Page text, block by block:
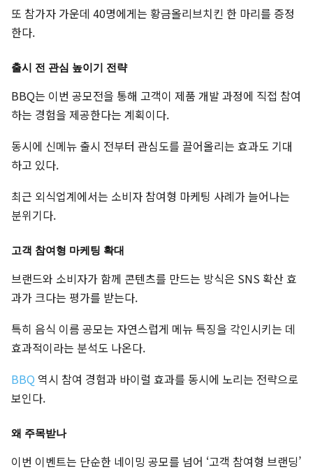
또 참가자 가운데 40명에게는 황금올리브치킨 한 마리를 증정
한다.
출시 전 관심 높이기 전략
BBQ는 이번 공모전을 통해 고객이 제품 개발 과정에 직접 참여
하는 경험을 제공한다는 계획이다.
동시에 신메뉴 출시 전부터 관심도를 끌어올리는 효과도 기대
하고 있다.
최근 외식업계에서는 소비자 참여형 마케팅 사례가 늘어나는
분위기다.
고객 참여형 마케팅 확대
브랜드와 소비자가 함께 콘텐츠를 만드는 방식은 SNS 확산 효
과가 크다는 평가를 받는다.
특히 음식 이름 공모는 자연스럽게 메뉴 특징을 각인시키는 데
효과적이라는 분석도 나온다.
BBQ 역시 참여 경험과 바이럴 효과를 동시에 노리는 전략으로
보인다.
왜 주목받나
이번 이벤트는 단순한 네이밍 공모를 넘어 ‘고객 참여형 브랜딩’